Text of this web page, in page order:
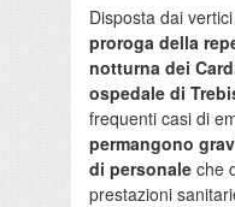
Disposta dai vertici
proroga della
notturna dei
ospedale di
frequenti casi di
permangono
di personale che
prestazioni